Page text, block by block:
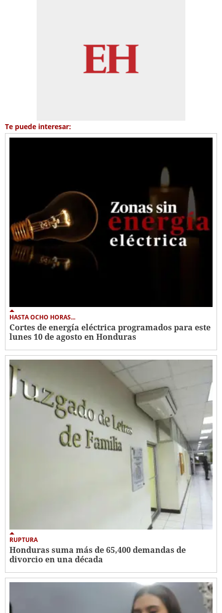
Te puede interesar:
HASTA OCHO HORAS...
Cortes de energía eléctrica programados para este
lunes 10 de agosto en Honduras
RUPTURA
Honduras suma más de 65,400 demandas de
divorcio en una década